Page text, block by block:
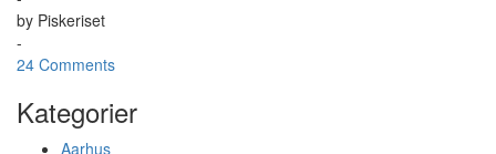
by Piskeriset
-
24 Comments
Kategorier
Aarhus